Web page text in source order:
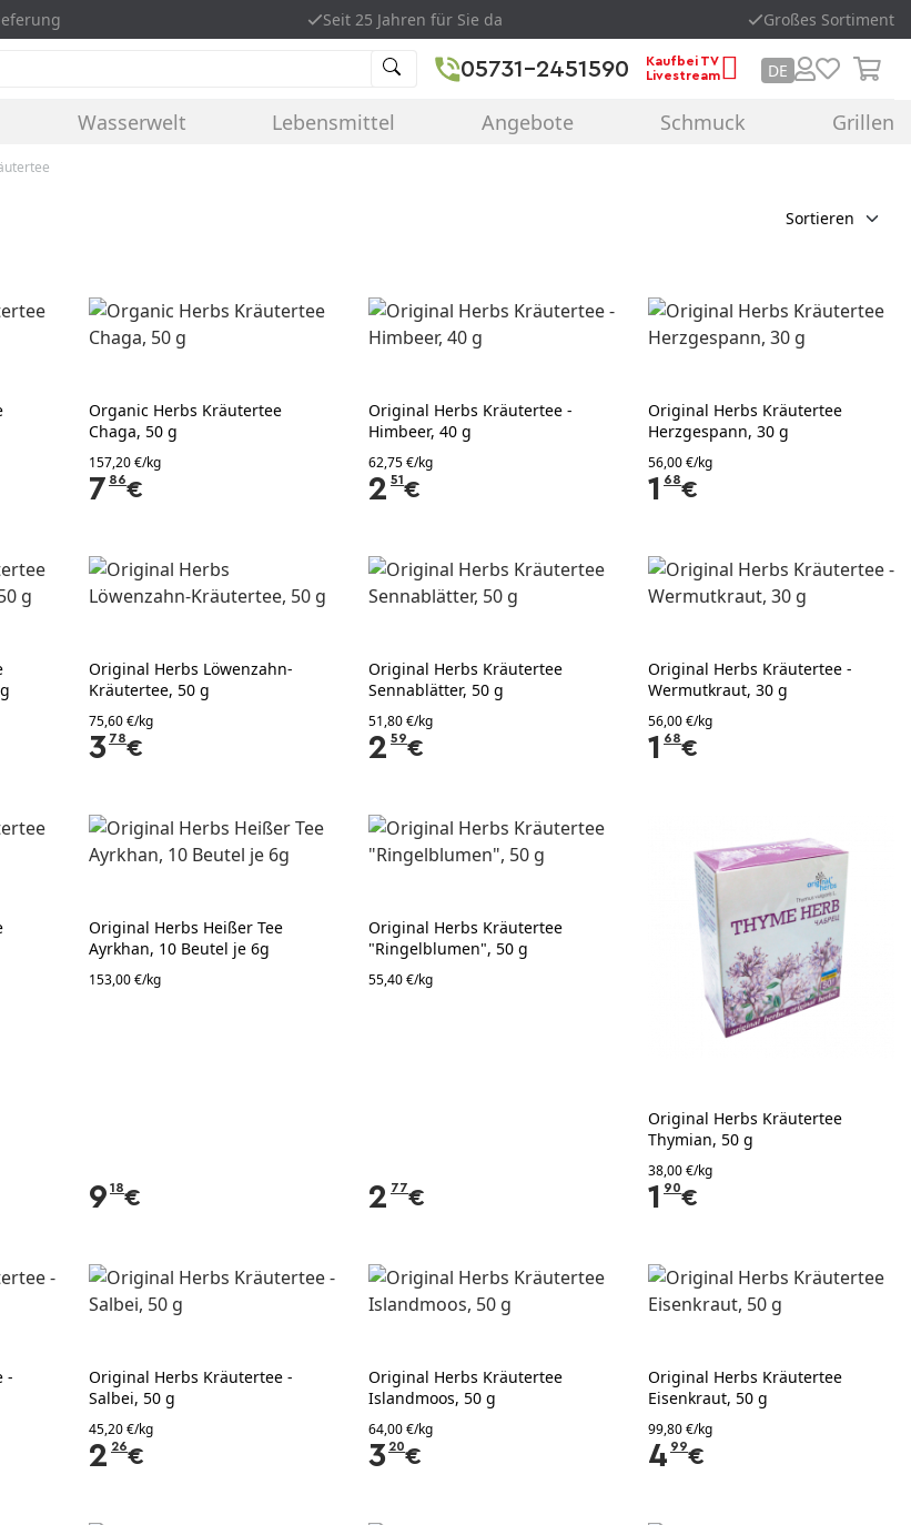
Seit 25 Jahren für Sie da Großes Sortiment
05731-2451590
Kaufbei TV
Livestream
DE
Wasserwelt Lebensmittel Angebote Schmuck Grillen
Sortieren
​Organic Herbs Kräutertee
Chaga, 50 g
157,20 €/kg
7 86€
Original Herbs Kräutertee -
Himbeer, 40 g
62,75 €/kg
2 51€
Original Herbs Kräutertee
Herzgespann, 30 g
56,00 €/kg
1 68€
Original Herbs Löwenzahn-
Kräutertee, 50 g
75,60 €/kg
3 78€
Original Herbs Kräutertee
Sennablätter, 50 g
51,80 €/kg
2 59€
Original Herbs Kräutertee -
Wermutkraut, 30 g
56,00 €/kg
1 68€
Original Herbs Heißer Tee
Ayrkhan, 10 Beutel je 6g
153,00 €/kg
9 18€
Original Herbs Kräutertee
"Ringelblumen", 50 g
55,40 €/kg
2 77€
Original Herbs Kräutertee
Thymian, 50 g
38,00 €/kg
1 90€
-
Original Herbs Kräutertee -
Salbei, 50 g
45,20 €/kg
2 26€
Original Herbs Kräutertee
Islandmoos, 50 g
64,00 €/kg
3 20€
Original Herbs Kräutertee
Eisenkraut, 50 g
99,80 €/kg
4 99€